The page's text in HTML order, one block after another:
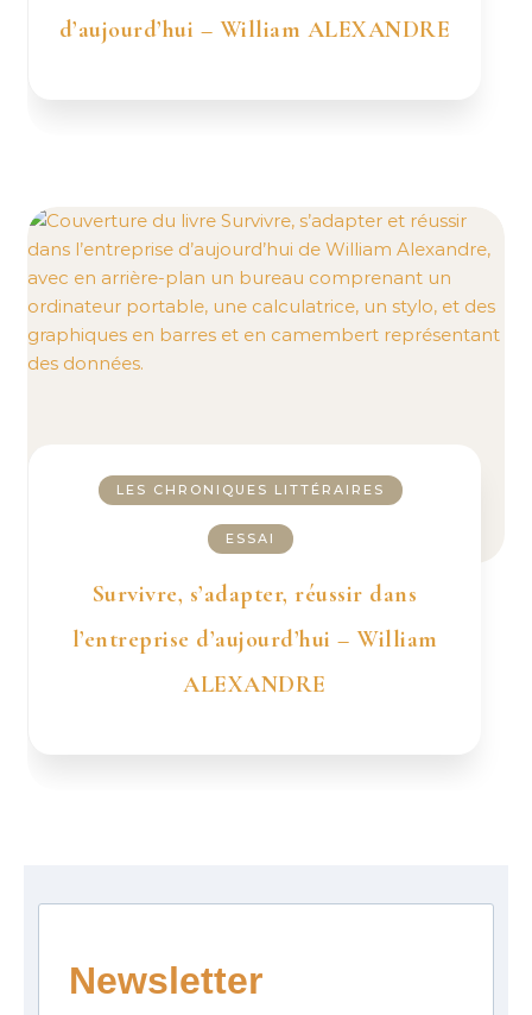
d’aujourd’hui – William ALEXANDRE
LES CHRONIQUES LITTÉRAIRES
ESSAI
Survivre, s’adapter, réussir dans
l’entreprise d’aujourd’hui – William
ALEXANDRE
Newsletter